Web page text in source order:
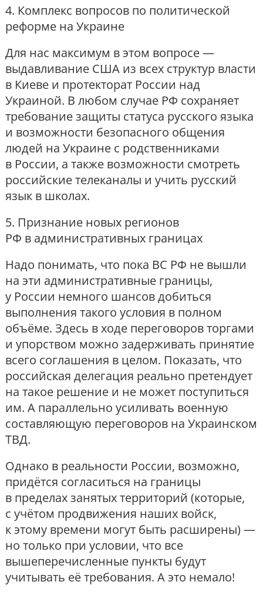
4. Комплекс вопросов по политической
реформе на Украине
Для нас максимум в этом вопросе —
выдавливание США из всех структур власти
в Киеве и протекторат России над
Украиной. В любом случае РФ сохраняет
требование защиты статуса русского языка
и возможности безопасного общения
людей на Украине с родственниками
в России, а также возможности смотреть
российские телеканалы и учить русский
язык в школах.
5. Признание новых регионов
РФ в административных границах
Надо понимать, что пока ВС РФ не вышли
на эти административные границы,
у России немного шансов добиться
выполнения такого условия в полном
объёме. Здесь в ходе переговоров торгами
и упорством можно задерживать принятие
всего соглашения в целом. Показать, что
российская делегация реально претендует
на такое решение и не может поступиться
им. А параллельно усиливать военную
составляющую переговоров на Украинском
ТВД.
Однако в реальности России, возможно,
придётся согласиться на границы
в пределах занятых территорий (которые,
с учётом продвижения наших войск,
к этому времени могут быть расширены) —
но только при условии, что все
вышеперечисленные пункты будут
учитывать её требования. А это немало!